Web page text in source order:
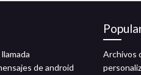
de android
Archivos